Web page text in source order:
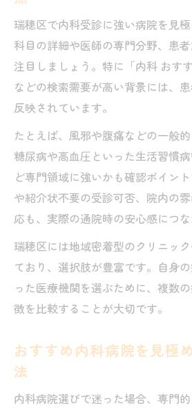
瑞穂区で内科受診に強い病院を見
科目の詳細や医師の専門分野、患
注目しましょう。特に「内科 おす
などの検索需要が高い背景には、
反映されています。
たとえば、風邪や腹痛などの一般的
糖尿病や高血圧といった生活習慣
ど専門領域に強いかも確認ポイン
や紹介状不要の受診可否、院内の
応も、実際の通院時の安心感につな
瑞穂区には地域密着型のクリニッ
ており、選択肢が豊富です。自身
った医療機関を選ぶために、複数
徴を比較することが大切です。
おすすめ内科病院を見極
法
内科病院選びで迷った場合、専門